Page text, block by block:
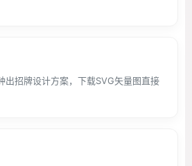
出招牌设计方案，下载SVG矢量图直接